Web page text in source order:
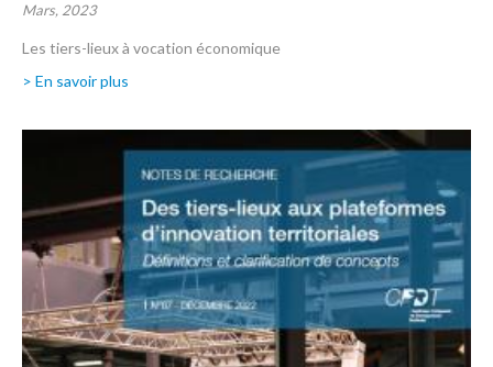
Mars, 2023
Les tiers-lieux à vocation économique
> En savoir plus